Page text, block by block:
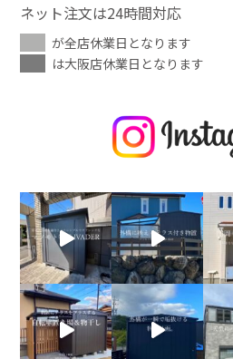
ネット注文は24時間対応
が全店休業日となります
は大阪店休業日となります